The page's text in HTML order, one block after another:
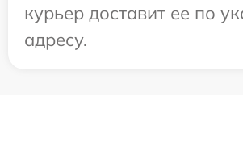
курьер доставит ее по
адресу.